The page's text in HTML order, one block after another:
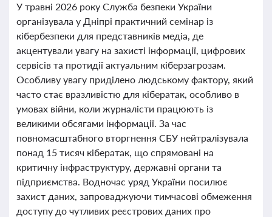
У травні 2026 року Служба безпеки України
організувала у Дніпрі практичний семінар із
кібербезпеки для представників медіа, де
акцентували увагу на захисті інформації, цифрових
сервісів та протидії актуальним кіберзагрозам.
Особливу увагу приділено людському фактору, який
часто стає вразливістю для кібератак, особливо в
умовах війни, коли журналісти працюють із
великими обсягами інформації. За час
повномасштабного вторгнення СБУ нейтралізувала
понад 15 тисяч кібератак, що спрямовані на
критичну інфраструктуру, державні органи та
підприємства. Водночас уряд України посилює
захист даних, запроваджуючи тимчасові обмеження
доступу до чутливих реєстрових даних про